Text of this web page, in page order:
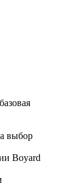
выбор
Boyard